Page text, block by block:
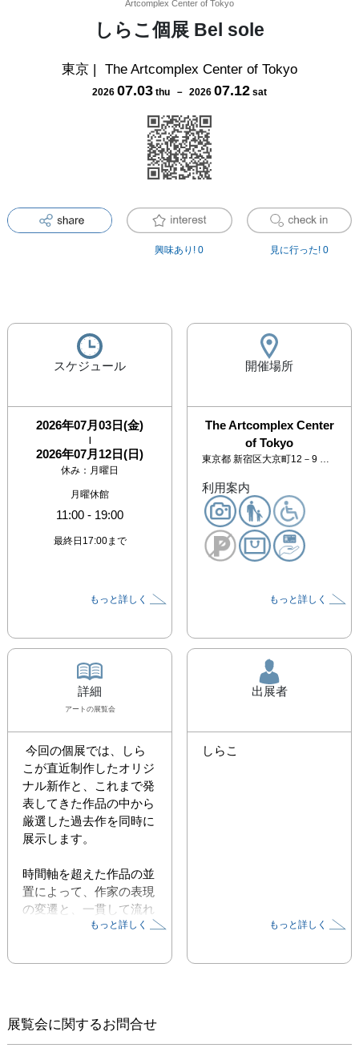
Artcomplex Center of Tokyo
しらこ個展 Bel sole
東京 | The Artcomplex Center of Tokyo
2026 07.03 thu － 2026 07.12 sat
興味あり! 0 見に行った! 0
スケジュール
2026年07月03日(金)
|
2026年07月12日(日)
休み： 月曜日
月曜休館
11:00 - 19:00
最終日17:00まで
もっと詳しく
開催場所
The Artcomplex Center
of Tokyo
東京都 新宿区大京町12－9 アートコンプレックスセンター 2F
利用案内
もっと詳しく
詳細
アート の展覧会
こが直近制作したオリジ
ナル新作と、これまで発
表してきた作品の中から
厳選した過去作を同時に
展示します。
時間軸を超えた作品の並
置によって、作家の表現
の変遷と、一貫して流れ
る美意識を感じていただ
す。
で響き合う瞬間——それ
がこの個展の最大の見ど
もっと詳しく
出展者
しらこ
もっと詳しく
展覧会に関するお問合せ